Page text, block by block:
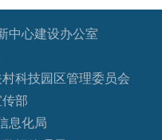
交通运输部 水利部
部
务部
工作委员会
家原子能机构
中心建设办公室
科技园区管理委员会
部
息化局